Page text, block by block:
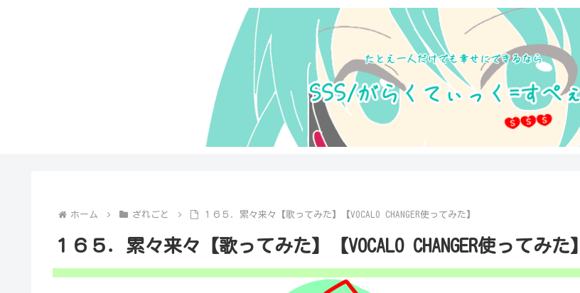
ホーム ざれごと １６５．累々来々【歌ってみた】【VOCALO CHANGER使ってみた】
１６５．累々来々【歌ってみた】【VOCALO CHANGER使ってみた】